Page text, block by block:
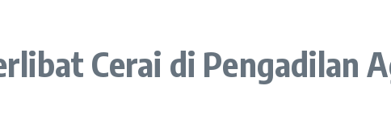
Cerai di Pengadilan